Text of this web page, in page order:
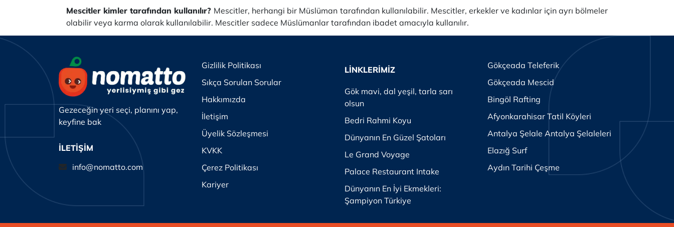
Mescitler kimler tarafından kullanılır? Mescitler, herhangi bir Müslüman tarafından kullanılabilir. Mescitler, erkekler ve kadınlar için ayrı bölmeler
olabilir veya karma olarak kullanılabilir. Mescitler sadece Müslümanlar tarafından ibadet amacıyla kullanılır.
Gezeceğin yeri seçi, planını yap,
keyfine bak
İLETİŞİM
info@nomatto.com
Gizlilik Politikası
Sıkça Sorulan Sorular
Hakkımızda
İletişim
Üyelik Sözleşmesi
KVKK
Çerez Politikası
Kariyer
LİNKLERİMİZ
Gök mavi, dal yeşil, tarla sarı
olsun
Bedri Rahmi Koyu
Dünyanın En Güzel Şatoları
Le Grand Voyage
Palace Restaurant Intake
Dünyanın En İyi Ekmekleri:
Şampiyon Türkiye
Gökçeada Teleferik
Gökçeada Mescid
Bingöl Rafting
Afyonkarahisar Tatil Köyleri
Antalya Şelale Antalya Şelaleleri
Elazığ Surf
Aydın Tarihi Çeşme